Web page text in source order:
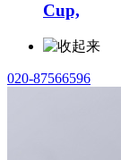
Cup,
020-87566596